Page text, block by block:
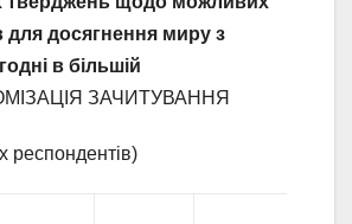
для досягнення миру з
в більшій
ЗАЧИТУВАННЯ
респондентів)